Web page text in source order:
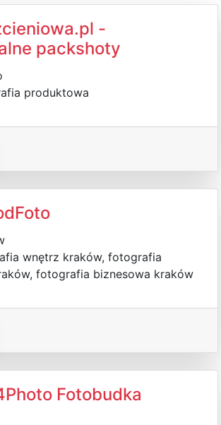
-
packshoty
produktowa
wnętrz kraków, fotografia
fotografia biznesowa kraków
Fotobudka